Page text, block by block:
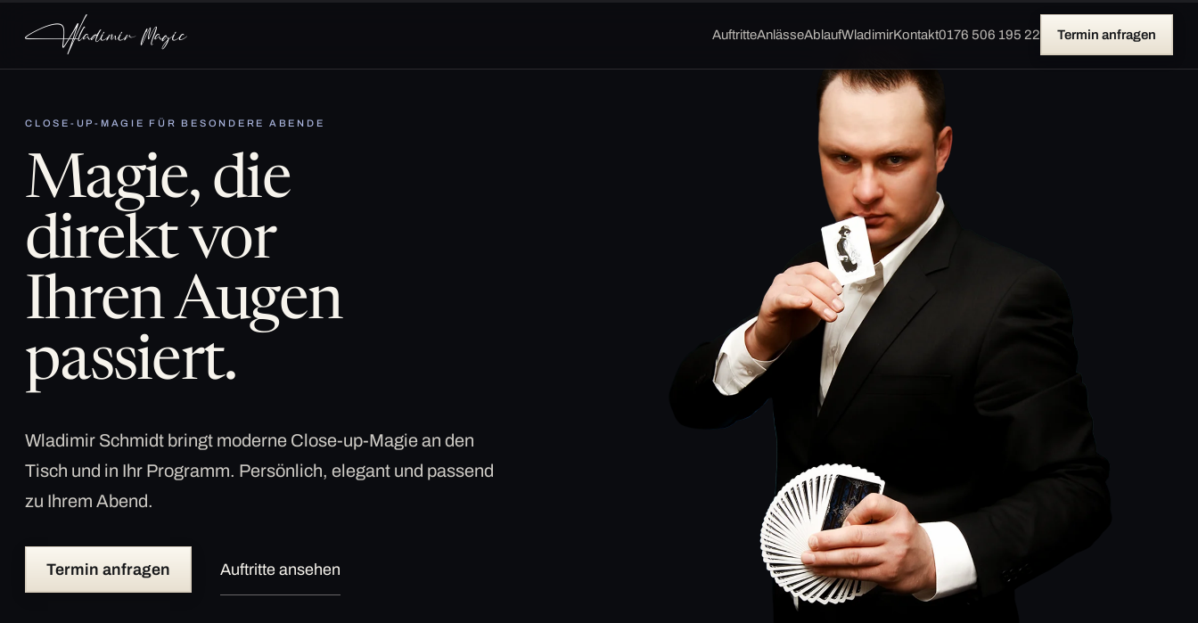
AuftritteAnlässeAblaufWladimirKontakt0176 506 195 22 Termin anfragen
CLOSE-UP-MAGIE FÜR BESONDERE ABENDE
Magie, die
direkt vor
Ihren Augen
passiert.
Wladimir Schmidt bringt moderne Close-up-Magie an den
Tisch und in Ihr Programm. Persönlich, elegant und passend
zu Ihrem Abend.
Termin anfragen Auftritte ansehen